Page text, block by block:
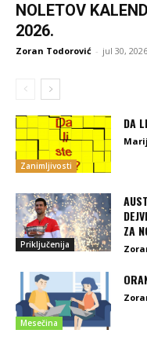
NOLETOV
2026.
Zoran Todorović - jul 30, 2026
Zanimljivosti
DA
Priključenija
ZA
Mesečina